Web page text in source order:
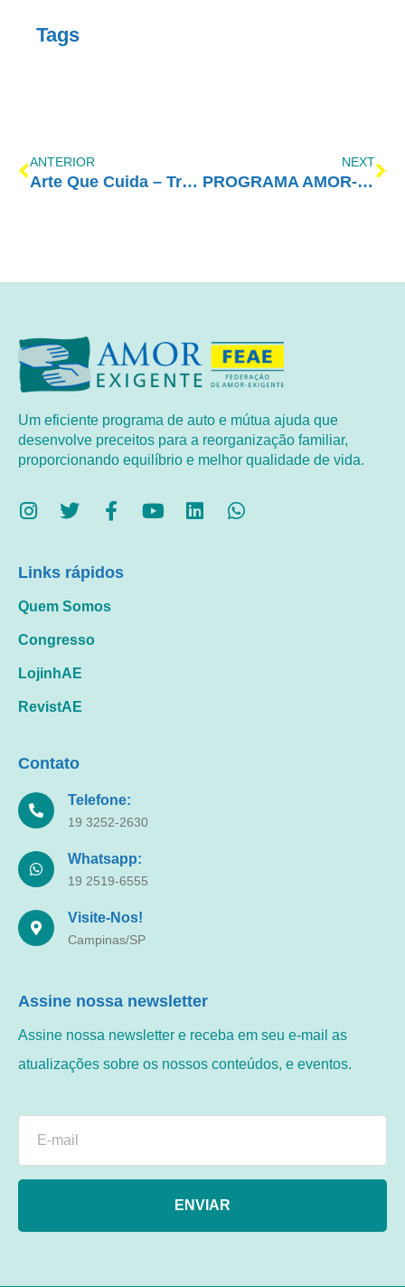
Tags
ANTERIOR
Arte Que Cuida – Transformando Arte em Prevenção
NEXT
PROGRAMA AMOR-EXIGENTE – TV ABERTA SP
Um eficiente programa de auto e mútua ajuda que
desenvolve preceitos para a reorganização familiar,
proporcionando equilíbrio e melhor qualidade de vida.
Links rápidos
Quem Somos
Congresso
LojinhAE
RevistAE
Contato
Telefone:
19 3252-2630
Whatsapp:
19 2519-6555
Visite-Nos!
Campinas/SP
Assine nossa newsletter
Assine nossa newsletter e receba em seu e-mail as
atualizações sobre os nossos conteúdos, e eventos.
ENVIAR